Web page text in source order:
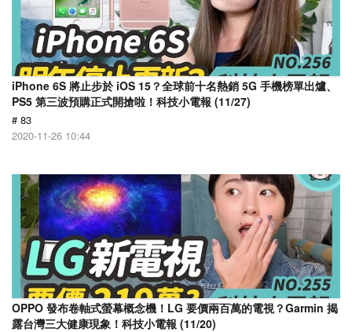
iPhone 6S 將止步於 iOS 15？全球前十名熱銷 5G 手機榜單出爐、
PS5 第三波預購正式開搶啦！科技小電報 (11/27)
# 83
2020-11-26 10:44
OPPO 發布卷軸式螢幕概念機！LG 要價兩百萬的電視？Garmin 揭
露台灣三大健康現象！科技小電報 (11/20)